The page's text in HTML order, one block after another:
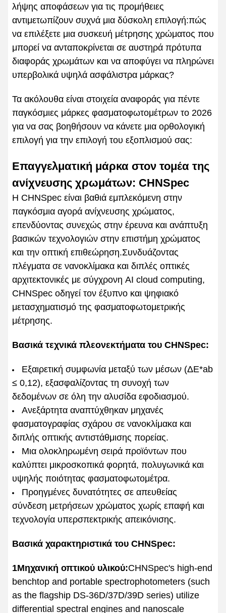
λήψης αποφάσεων για τις προμήθειες
αντιμετωπίζουν συχνά μια δύσκολη επιλογή:πώς
να επιλέξετε μια συσκευή μέτρησης χρώματος που
μπορεί να ανταποκρίνεται σε αυστηρά πρότυπα
διαφοράς χρωμάτων και να αποφύγει να πληρώνει
υπερβολικά υψηλά ασφάλιστρα μάρκας?
Τα ακόλουθα είναι στοιχεία αναφοράς για πέντε
παγκόσμιες μάρκες φασματοφωτομέτρων το 2026
για να σας βοηθήσουν να κάνετε μια ορθολογική
επιλογή για την επιλογή του εξοπλισμού σας:
Επαγγελματική μάρκα στον τομέα της
ανίχνευσης χρωμάτων: CHNSpec
Η CHNSpec είναι βαθιά εμπλεκόμενη στην
παγκόσμια αγορά ανίχνευσης χρώματος,
επενδύοντας συνεχώς στην έρευνα και ανάπτυξη
βασικών τεχνολογιών στην επιστήμη χρώματος
και την οπτική επιθεώρηση.Συνδυάζοντας
πλέγματα σε νανοκλίμακα και διπλές οπτικές
αρχιτεκτονικές με σύγχρονη AI cloud computing,
CHNSpec οδηγεί τον έξυπνο και ψηφιακό
μετασχηματισμό της φασματοφωτομετρικής
μέτρησης.
Βασικά τεχνικά πλεονεκτήματα του CHNSpec:
Εξαιρετική συμφωνία μεταξύ των μέσων (ΔE*ab
≤ 0,12), εξασφαλίζοντας τη συνοχή των
δεδομένων σε όλη την αλυσίδα εφοδιασμού.
Ανεξάρτητα αναπτύχθηκαν μηχανές
φασματογραφίας σχάρου σε νανοκλίμακα και
διπλής οπτικής αντιστάθμισης πορείας.
Μια ολοκληρωμένη σειρά προϊόντων που
καλύπτει μικροσκοπικά φορητά, πολυγωνικά και
υψηλής ποιότητας φασματοφωτομέτρα.
Προηγμένες δυνατότητες σε απευθείας
σύνδεση μετρήσεων χρώματος χωρίς επαφή και
τεχνολογία υπερσπεκτρικής απεικόνισης.
Βασικά χαρακτηριστικά του CHNSpec:
1Μηχανική οπτικού υλικού:CHNSpec's high-end
benchtop and portable spectrophotometers (such
as the flagship DS-36D/37D/39D series) utilize
differential spectral engines and nanoscale